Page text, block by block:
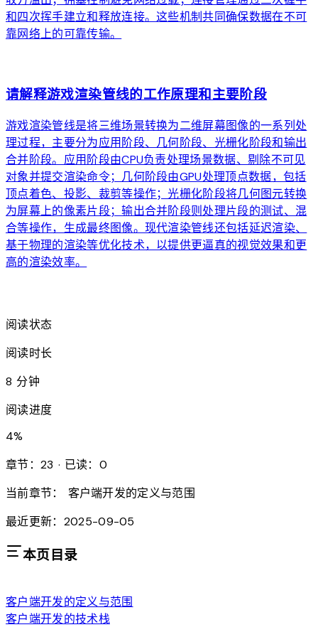
和四次挥手建立和释放连接。这些机制共同确保数据在不可
靠网络上的可靠传输。
请解释游戏渲染管线的工作原理和主要阶段
游戏渲染管线是将三维场景转换为二维屏幕图像的一系列处
理过程，主要分为应用阶段、几何阶段、光栅化阶段和输出
合并阶段。应用阶段由CPU负责处理场景数据、剔除不可见
对象并提交渲染命令；几何阶段由GPU处理顶点数据，包括
顶点着色、投影、裁剪等操作；光栅化阶段将几何图元转换
为屏幕上的像素片段；输出合并阶段则处理片段的测试、混
合等操作，生成最终图像。现代渲染管线还包括延迟渲染、
基于物理的渲染等优化技术，以提供更逼真的视觉效果和更
高的渲染效率。
阅读状态
阅读时长
8 分钟
阅读进度
4%
章节：23 · 已读：0
当前章节：
客户端开发的定义与范围
最近更新：2025-09-05
本页目录
客户端开发的定义与范围
客户端开发的技术栈